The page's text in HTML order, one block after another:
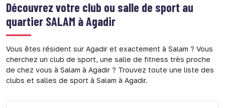
Découvrez votre club ou salle de sport au
quartier SALAM à Agadir
Vous êtes résident sur Agadir et exactement à Salam ? Vous
cherchez un club de sport, une salle de fitness très proche
de chez vous à Salam à Agadir ? Trouvez toute une liste des
clubs et salles de sport à Salam à Agadir.